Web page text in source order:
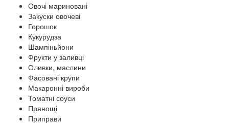
Овочі мариновані
Закуски овочеві
Горошок
Кукурудза
Шампіньйони
Фрукти у заливці
Оливки, маслини
Фасовані крупи
Макаронні вироби
Томатні соуси
Прянощі
Приправи